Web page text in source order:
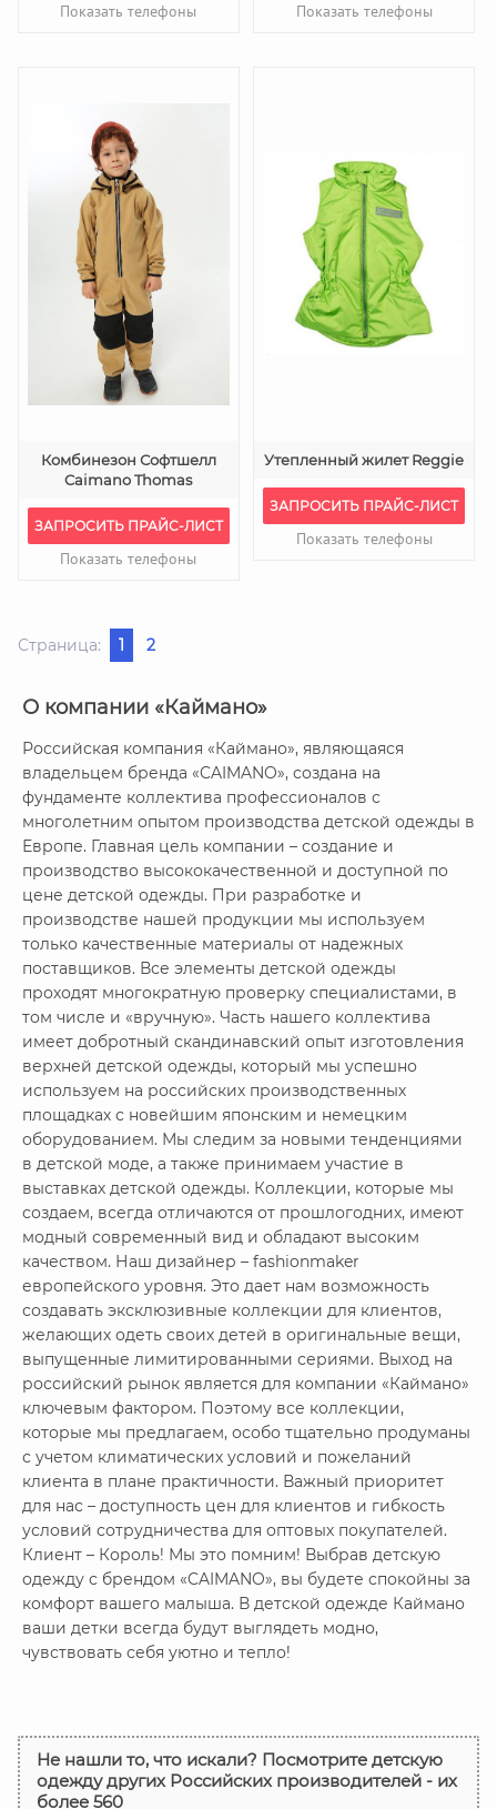
Показать телефоны Показать телефоны
Комбинезон Софтшелл
Caimano Thomas
ЗАПРОСИТЬ ПРАЙС-ЛИСТ
Показать телефоны
Утепленный жилет Reggie
ЗАПРОСИТЬ ПРАЙС-ЛИСТ
Показать телефоны
Страница: 1 2
О компании «Каймано»
Российская компания «Каймано», являющаяся
владельцем бренда «CAIMANO», создана на
фундаменте коллектива профессионалов с
многолетним опытом производства детской одежды в
Европе. Главная цель компании – создание и
производство высококачественной и доступной по
цене детской одежды. При разработке и
производстве нашей продукции мы используем
только качественные материалы от надежных
поставщиков. Все элементы детской одежды
проходят многократную проверку специалистами, в
том числе и «вручную». Часть нашего коллектива
имеет добротный скандинавский опыт изготовления
верхней детской одежды, который мы успешно
используем на российских производственных
площадках с новейшим японским и немецким
оборудованием. Мы следим за новыми тенденциями
в детской моде, а также принимаем участие в
выставках детской одежды. Коллекции, которые мы
создаем, всегда отличаются от прошлогодних, имеют
модный современный вид и обладают высоким
качеством. Наш дизайнер – fashionmaker
европейского уровня. Это дает нам возможность
создавать эксклюзивные коллекции для клиентов,
желающих одеть своих детей в оригинальные вещи,
выпущенные лимитированными сериями. Выход на
российский рынок является для компании «Каймано»
ключевым фактором. Поэтому все коллекции,
которые мы предлагаем, особо тщательно продуманы
с учетом климатических условий и пожеланий
клиента в плане практичности. Важный приоритет
для нас – доступность цен для клиентов и гибкость
условий сотрудничества для оптовых покупателей.
Клиент – Король! Мы это помним! Выбрав детскую
одежду с брендом «CAIMANO», вы будете спокойны за
комфорт вашего малыша. В детской одежде Каймано
ваши детки всегда будут выглядеть модно,
чувствовать себя уютно и тепло!
Не нашли то, что искали? Посмотрите детскую
одежду других Российских производителей - их
более 560